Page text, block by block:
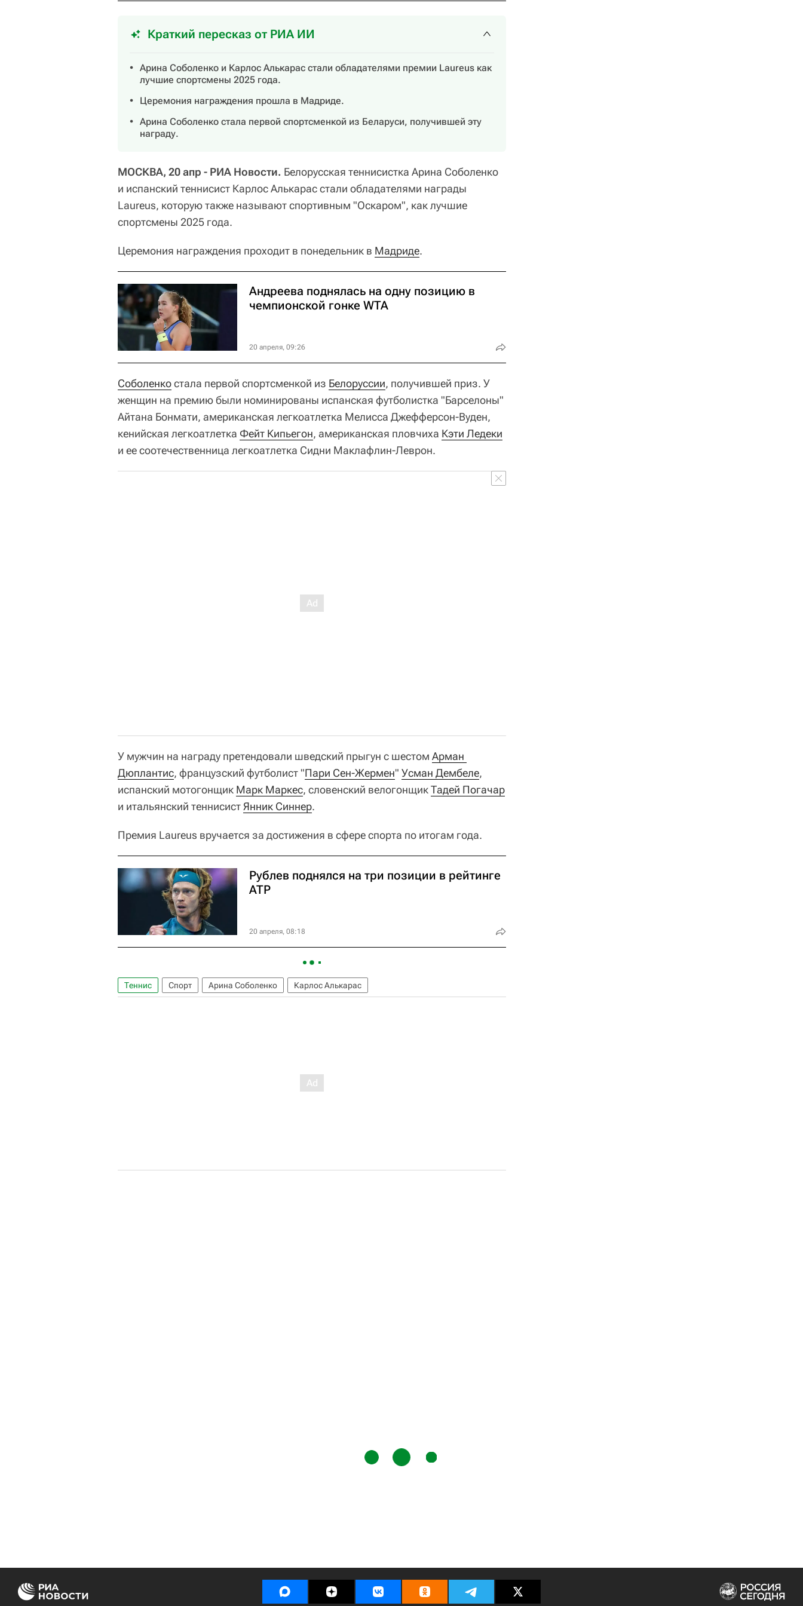
Краткий пересказ от РИА ИИ
Арина Соболенко и Карлос Алькарас стали обладателями премии Laureus как
лучшие спортсмены 2025 года.
Церемония награждения прошла в Мадриде.
Арина Соболенко стала первой спортсменкой из Беларуси, получившей эту
награду.
МОСКВА, 20 апр - РИА Новости. Белорусская теннисистка Арина Соболенко
и испанский теннисист Карлос Алькарас стали обладателями награды
Laureus, которую также называют спортивным "Оскаром", как лучшие
спортсмены 2025 года.
Церемония награждения проходит в понедельник в Мадриде.
Андреева поднялась на одну позицию в
чемпионской гонке WTA
20 апреля, 09:26
Соболенкостала первой спортсменкой из Белоруссии, получившей приз. У
женщин на премию были номинированы испанская футболистка "Барселоны"
Айтана Бонмати, американская легкоатлетка Мелисса Джефферсон-Вуден,
кенийская легкоатлетка Фейт Кипьегон, американская пловчиха Кэти Ледеки
и ее соотечественница легкоатлетка Сидни Маклафлин-Леврон.
У мужчин на награду претендовали шведский прыгун с шестом Арман
Дюплантис, французский футболист "Пари Сен-Жермен" Усман Дембеле,
испанский мотогонщик Марк Маркес, словенский велогонщикТадей Погачар
и итальянский теннисист Янник Синнер.
Премия Laureus вручается за достижения в сфере спорта по итогам года.
Рублев поднялся на три позиции в рейтинге
ATP
20 апреля, 08:18
Теннис Спорт Арина Соболенко Карлос Алькарас